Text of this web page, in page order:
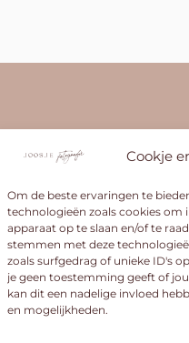
Cookje
Om de beste ervaringen te
technologieën zoals cookies om
apparaat op te slaan en/of te
stemmen met deze
zoals surfgedrag of unieke ID's
je geen toestemming geeft of
kan dit een nadelige invloed
en mogelijkheden.
NL001681963B32